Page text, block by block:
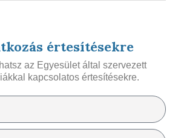
értesítésekre
az Egyesület által szervezett
kapcsolatos értesítésekre.